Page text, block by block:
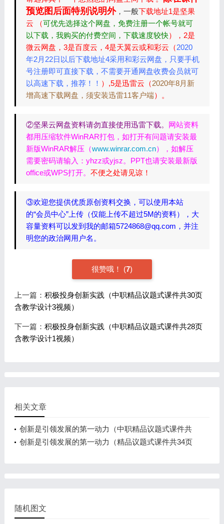
预览图后面特别说明外，一般下载地址1是坚果
云 （可优先选择这个网盘，免费注册一个帐号就可
以下载，我购买的付费空间，下载速度较快），2是
微云网盘，3是百度云，4是天翼云或和彩云（2020
年2月22日以后下载地址4采用和彩云网盘，只要手机
号注册即可直接下载，不需要开通网盘收费会员就可
以高速下载，推荐！！ ）,5是迅雷云（2020年8月新
增高速下载网盘，须安装迅雷11客户端）。
②坚果云网盘资料请勿直接使用迅雷下载。 网站资料
都用压缩软件WinRAR打包，如打开有问题请安装最
新版WinRAR解压（www.winrar.com.cn），如解压
需要密码请输入：yhzz或yjsz。PPT也请安装最新版
office或WPS打开。 不便之处请见谅！
③欢迎您提供优质原创资料交换，可以使用本站
的“会员中心”上传（仅能上传不超过5M的资料），大
容量资料可以发到我的邮箱5724868@qq.com，并注
明您的政治网用户名。
很赞哦！ (7)
上一篇： 积极投身创新实践（中职精品议题式课件共30页
含教学设计3视频）
下一篇： 积极投身创新实践（中职精品议题式课件共28页
含教学设计1视频）
相关文章
创新是引领发展的第一动力（中职精品议题式课件共
31页含教学设计3视频）
创新是引领发展的第一动力（精品议题式课件共34页
随机图文